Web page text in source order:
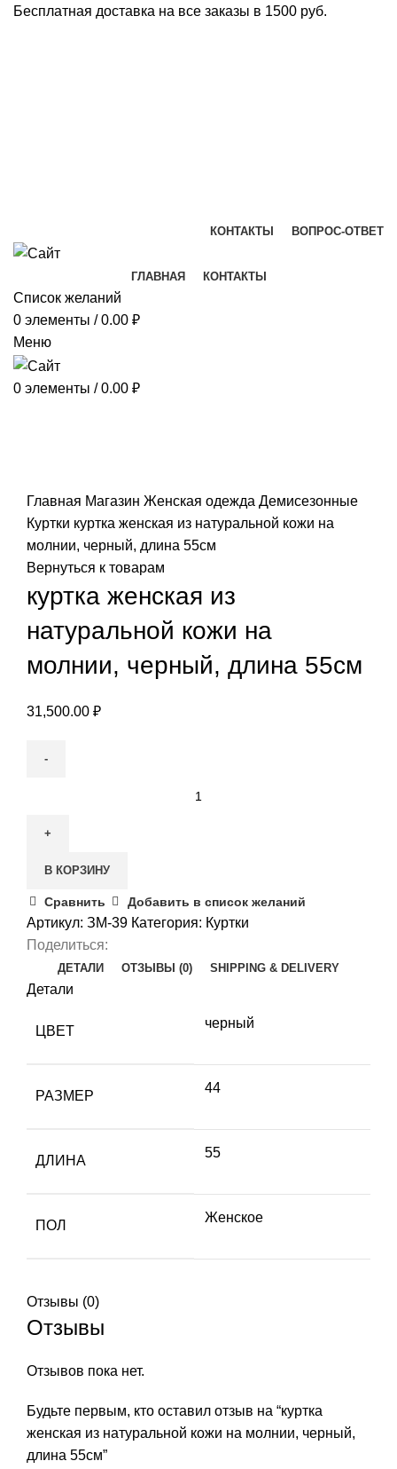
Бесплатная доставка на все заказы в 1500 руб.
КОНТАКТЫ ВОПРОС-ОТВЕТ
ГЛАВНАЯ КОНТАКТЫ
Список желаний
0 элементы / 0.00 ₽
Меню
0 элементы / 0.00 ₽
Главная Магазин Женская одежда Демисезонные
Куртки куртка женская из натуральной кожи на
молнии, черный, длина 55см
Вернуться к товарам
куртка женская из
натуральной кожи на
молнии, черный, длина 55см
31,500.00 ₽
В КОРЗИНУ
Сравнить Добавить в список желаний
Артикул: ЗМ-39 Категория: Куртки
Поделиться:
ДЕТАЛИ ОТЗЫВЫ (0) SHIPPING & DELIVERY
Детали
ЦВЕТ
черный
РАЗМЕР
44
ДЛИНА
55
ПОЛ
Женское
Отзывы (0)
Отзывы
Отзывов пока нет.
Будьте первым, кто оставил отзыв на “куртка
женская из натуральной кожи на молнии, черный,
длина 55см”